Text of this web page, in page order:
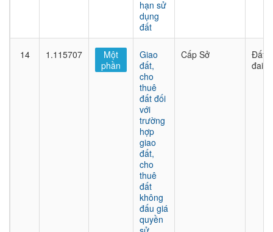
hạn sử
dụng
đất
14 1.115707
Một
phần
Giao
đất,
cho
thuê
đất đối
với
trường
hợp
giao
đất,
cho
thuê
đất
không
đấu giá
quyền
Cấp Sở
Đất
đai